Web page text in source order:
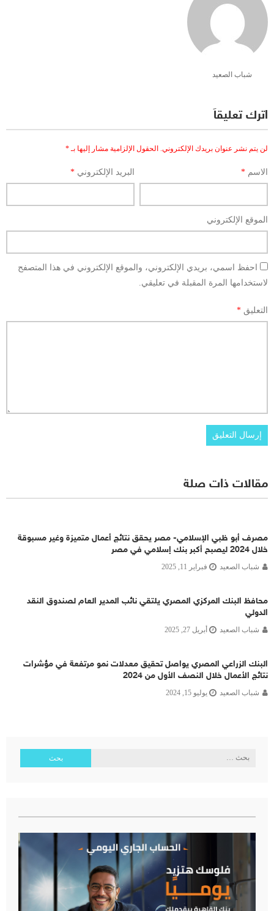
شباب الصعيد
اترك تعليقاً
لن يتم نشر عنوان بريدك الإلكتروني. الحقول الإلزامية مشار إليها بـ*
الاسم * البريد الإلكتروني*
الموقع الإلكتروني
احفظ اسمي، بريدي الإلكتروني، والموقع الإلكتروني في هذا المتصفح
لاستخدامها المرة المقبلة في تعليقي.
التعليق *
مقالات ذات صلة
مصرف أبو ظبي الإسلامي- مصر يحقق نتائج أعمال متميزة وغير مسبوقة
خلال 2024 ليصبح أكبر بنك إسلامي في مصر
شباب الصعيد فبراير 11, 2025
محافظ البنك المركزي المصري يلتقي نائب المدير العام لصندوق النقد
الدولي
شباب الصعيد أبريل 27, 2025
البنك الزراعي المصري يواصل تحقيق معدلات نمو مرتفعة في مؤشرات
نتائج الأعمال خلال النصف الأول من 2024
شباب الصعيد يوليو 15, 2024
البحث